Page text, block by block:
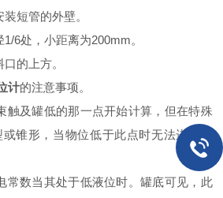
短管的外壁。
处，小距离为200mm。
的上方。
计的注意事项。
及罐低的那一点开始计算，但在特殊
锥形，当物位低于此点时无法进行测
数当其处于低液位时。罐底可见，此